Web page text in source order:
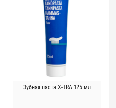
Зубная паста X-TRA 125 мл